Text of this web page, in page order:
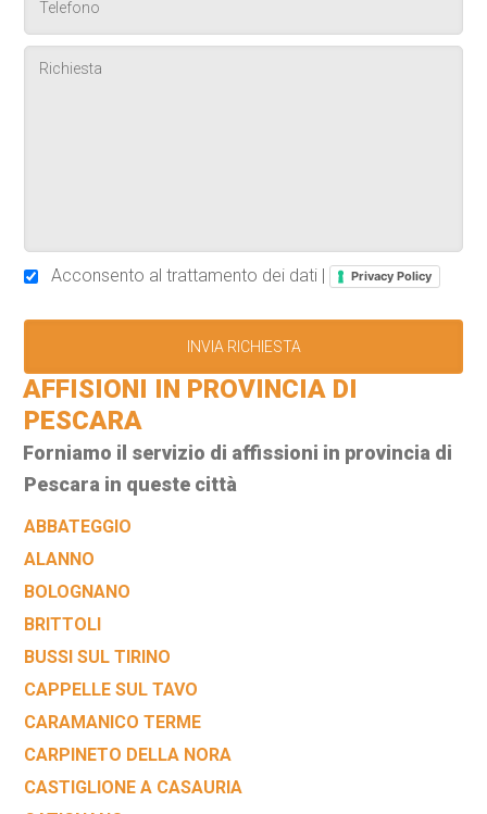
Acconsento al trattamento dei dati | Privacy Policy
AFFISIONI IN PROVINCIA DI
PESCARA
Forniamo il servizio di affissioni in provincia di
Pescara in queste città
ABBATEGGIO
ALANNO
BOLOGNANO
BRITTOLI
BUSSI SUL TIRINO
CAPPELLE SUL TAVO
CARAMANICO TERME
CARPINETO DELLA NORA
CASTIGLIONE A CASAURIA